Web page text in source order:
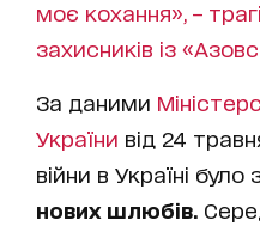
моє кохання», –
захисників із
За даними
України від 24
війни в Україні
нових шлюбів.